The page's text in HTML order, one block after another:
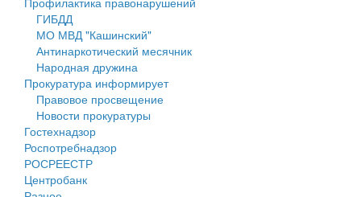
Нормативы градостроительного проектирования
Правила землепользования и застройки
Генеральные планы
Проекты планировки территории
Собрание депутатов
Городское поселение
ГИБДД
МО МВД "Кашинский"
Антинаркотический месячник
Народная дружина
Прокуратура информирует
Правовое просвещение
Новости прокуратуры
Гостехнадзор
Роспотребнадзор
РОСРЕЕСТР
Центробанк